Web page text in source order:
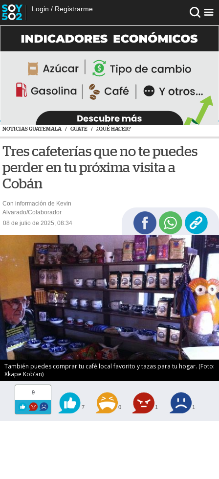
Login / Registrarme
NOTICIAS GUATEMALA / GUATE / ¿QUÉ HACER?
Tres cafeterías que no te puedes
perder en tu próxima visita a
Cobán
Con información de Kevin
Alvarado/Colaborador
08 de julio de 2025, 08:34
También puedes comprar tu café local favorito y tazas para tu hogar. (Foto:
Xkape Kobʼan)
9
7 0 1 1